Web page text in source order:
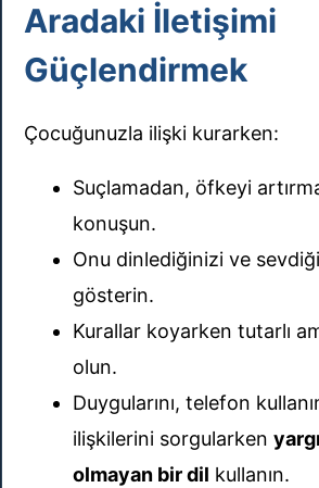
Aradaki İletişimi
Güçlendirmek
Çocuğunuzla ilişki kurarken:
Suçlamadan, öfkeyi
konuşun.
Onu dinlediğinizi ve
gösterin.
Kurallar koyarken tutarlı
olun.
Duygularını, telefon
ilişkilerini sorgularken
olmayan bir dil kullanın.